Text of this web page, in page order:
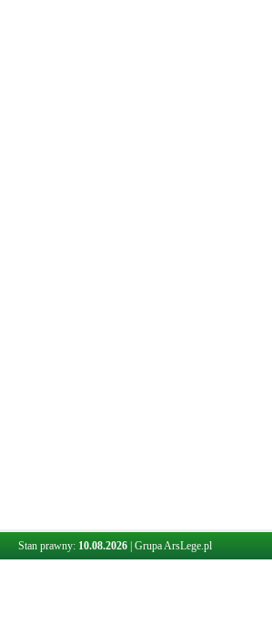
Stan prawny: 10.08.2026 Grupa ArsLege.pl